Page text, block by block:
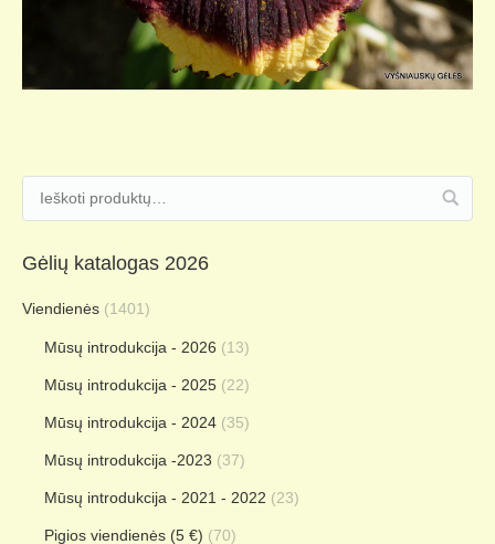
Gėlių katalogas 2026
Viendienės (1401)
Mūsų introdukcija - 2026 (13)
Mūsų introdukcija - 2025 (22)
Mūsų introdukcija - 2024 (35)
Mūsų introdukcija -2023 (37)
Mūsų introdukcija - 2021 - 2022 (23)
Pigios viendienės (5 €) (70)